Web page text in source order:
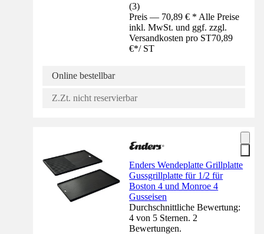
(3)
Preis — 70,89 € * Alle Preise
inkl. MwSt. und ggf. zzgl.
Versandkosten pro ST70,89
€*/ ST
Online bestellbar
Z.Zt. nicht reservierbar
Enders Wendeplatte Grillplatte
Gussgrillplatte für 1/2 für
Boston 4 und Monroe 4
Gusseisen
Durchschnittliche Bewertung:
4 von 5 Sternen. 2
Bewertungen.